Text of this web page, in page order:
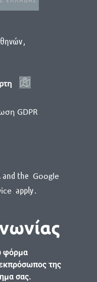
,
GDPR
and the Google
apply.
φόρμα
της
σας.